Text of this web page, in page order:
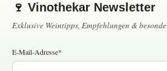
🍷 Vinothekar Newsletter
Exklusive Weintipps, Empfehlungen &
E-Mail-Adresse*